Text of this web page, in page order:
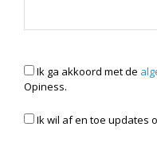
Ik ga akkoord met de
Opiness.
Ik wil af en toe updates